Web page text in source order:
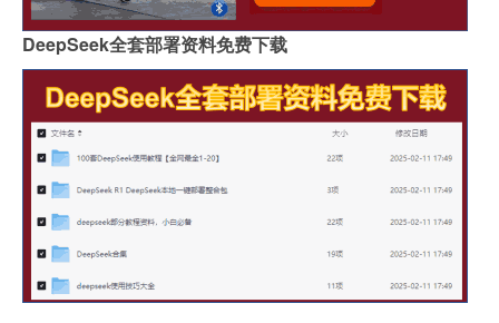
DeepSeek全套部署资料免费下载